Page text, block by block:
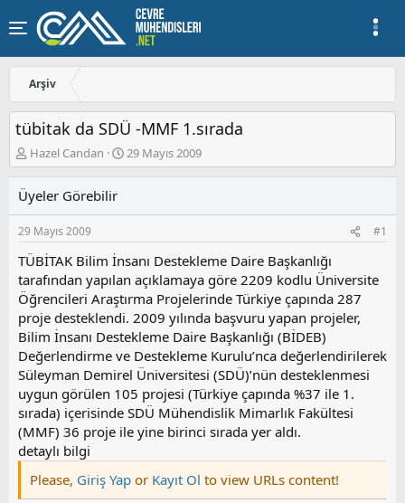
Arşiv
tübitak da SDÜ -MMF 1.sırada
K
o
u
y
u
b
a
ş
l
a
t
a
n
Hazel Candan
B
a
a
ı
ç
t
r
i
h
i
29 Mayıs 2009
Üyeler Görebilir
29 Mayıs 2009 #1
TÜBİTAK Bilim İnsanı Destekleme Daire Başkanlığı
tarafından yapılan açıklamaya göre 2209 kodlu Üniversite
Öğrencileri Araştırma Projelerinde Türkiye çapında 287
proje desteklendi. 2009 yılında başvuru yapan projeler,
Bilim İnsanı Destekleme Daire Başkanlığı (BİDEB)
Değerlendirme ve Destekleme Kurulu’nca değerlendirilerek
Süleyman Demirel Üniversitesi (SDÜ)’nün desteklenmesi
uygun görülen 105 projesi (Türkiye çapında %37 ile 1.
sırada) içerisinde SDÜ Mühendislik Mimarlık Fakültesi
(MMF) 36 proje ile yine birinci sırada yer aldı.
detaylı bilgi
Please, Giriş Yap or Kayıt Ol to view URLs content!